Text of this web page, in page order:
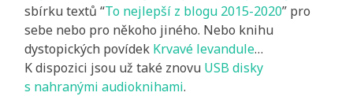
sbírku textů “To nejlepší z blogu 2015-2020” pro
sebe nebo pro někoho jiného. Nebo knihu
dystopických povídek Krvavé levandule…
K dispozici jsou už také znovu USB disky
s nahranými audioknihami.